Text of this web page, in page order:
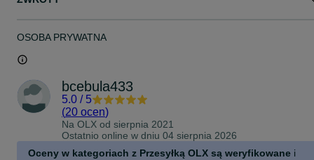
OSOBA PRYWATNA
bcebula433
5.0 / 5
(20 ocen)
Na OLX od sierpnia 2021
Ostatnio online w dniu 04 sierpnia 2026
Oceny w kategoriach z Przesyłką OLX są weryfikowane i